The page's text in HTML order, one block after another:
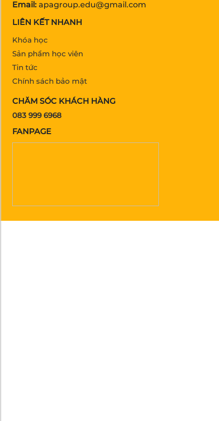
Email: apagroup.edu@gmail.com
LIÊN KẾT NHANH
Khóa học
Sản phẩm học viên
Tin tức
Chính sách bảo mật
CHĂM SÓC KHÁCH HÀNG
083 999 6968
FANPAGE